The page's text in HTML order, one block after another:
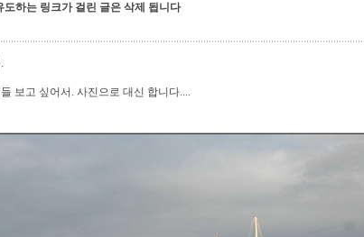
하는 링크가 걸린 글은 삭제 됩니다
보고 싶어서. 사진으로 대신 합니다....